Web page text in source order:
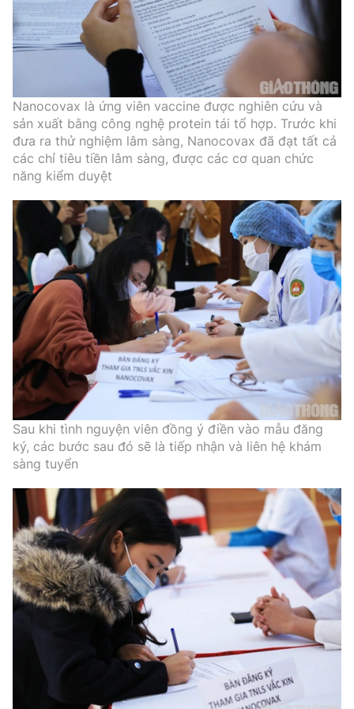
Nanocovax là ứng viên vaccine được nghiên cứu và
sản xuất bằng công nghệ protein tái tổ hợp. Trước khi
đưa ra thử nghiệm lâm sàng, Nanocovax đã đạt tất cả
các chỉ tiêu tiền lâm sàng, được các cơ quan chức
năng kiểm duyệt
Sau khi tình nguyện viên đồng ý điền vào mẫu đăng
ký, các bước sau đó sẽ là tiếp nhận và liên hệ khám
sàng tuyển